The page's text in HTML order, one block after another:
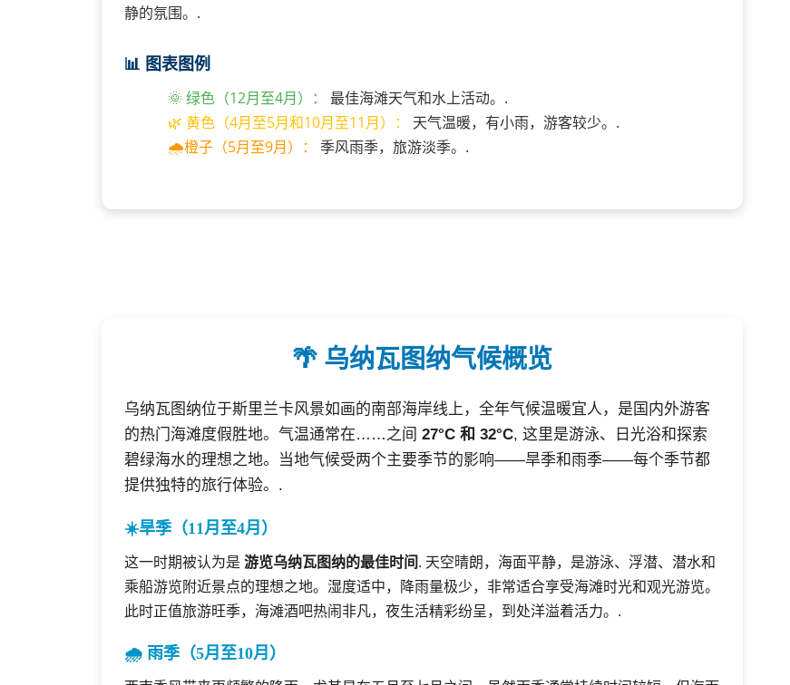
静的氛围。.
📊 图表图例
🌞 绿色（12月至4月）：
最佳海滩天气和水上活动。.
🌿 黄色（4月至5月和10月至11月）：
天气温暖，有小雨，游客较少。.
🌧️橙子（5月至9月）：
季风雨季，旅游淡季。.
🌴 乌纳瓦图纳气候概览
乌纳瓦图纳位于斯里兰卡风景如画的南部海岸线上，全年气候温暖宜人，是国内外游客
的热门海滩度假胜地。气温通常在……之间 27°C 和 32°C, 这里是游泳、日光浴和探索
碧绿海水的理想之地。当地气候受两个主要季节的影响——旱季和雨季——每个季节都
提供独特的旅行体验。.
☀️旱季（11月至4月）
这一时期被认为是 游览乌纳瓦图纳的最佳时间 . 天空晴朗，海面平静，是游泳、浮潜、潜水和
乘船游览附近景点的理想之地。湿度适中，降雨量极少，非常适合享受海滩时光和观光游览。
此时正值旅游旺季，海滩酒吧热闹非凡，夜生活精彩纷呈，到处洋溢着活力。.
🌧️ 雨季（5月至10月）